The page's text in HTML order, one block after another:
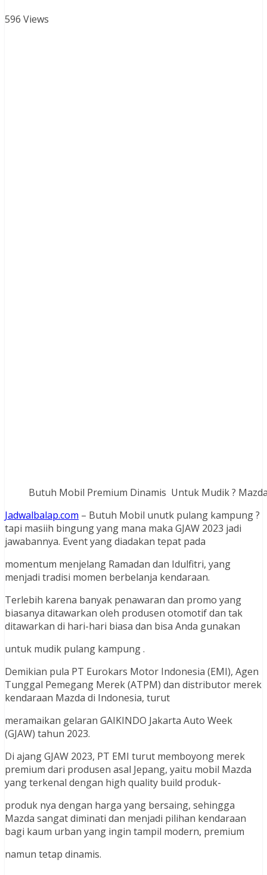
596 Views
Butuh Mobil Premium Dinamis Untuk Mudik ? Mazda
Jadwalbalap.com – Butuh Mobil unutk pulang kampung ?
tapi masiih bingung yang mana maka GJAW 2023 jadi
jawabannya. Event yang diadakan tepat pada
momentum menjelang Ramadan dan Idulfitri, yang
menjadi tradisi momen berbelanja kendaraan.
Terlebih karena banyak penawaran dan promo yang
biasanya ditawarkan oleh produsen otomotif dan tak
ditawarkan di hari-hari biasa dan bisa Anda gunakan
untuk mudik pulang kampung .
Demikian pula PT Eurokars Motor Indonesia (EMI), Agen
Tunggal Pemegang Merek (ATPM) dan distributor merek
kendaraan Mazda di Indonesia, turut
meramaikan gelaran GAIKINDO Jakarta Auto Week
(GJAW) tahun 2023.
Di ajang GJAW 2023, PT EMI turut memboyong merek
premium dari produsen asal Jepang, yaitu mobil Mazda
yang terkenal dengan high quality build produk-
produk nya dengan harga yang bersaing, sehingga
Mazda sangat diminati dan menjadi pilihan kendaraan
bagi kaum urban yang ingin tampil modern, premium
namun tetap dinamis.